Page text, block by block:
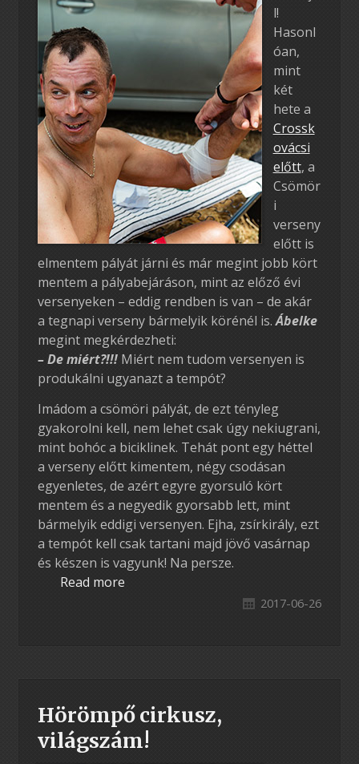
l!
Hasonl
óan,
mint
két
hete a
Crossk
ovácsi
előtt, a
Csömör
i
verseny
előtt is
elmentem pályát járni és már megint jobb kört
mentem a pályabejáráson, mint az előző évi
versenyeken – eddig rendben is van – de akár
a tegnapi verseny bármelyik körénél is.Ábelke
megint megkérdezheti:
– De miért?!!!Miért nem tudom versenyen is
produkálni ugyanazt a tempót?
Imádom a csömöri pályát, de ezt tényleg
gyakorolni kell, nem lehet csak úgy nekiugrani,
mint bohóc a biciklinek. Tehát pont egy héttel
a verseny előtt kimentem, négy csodásan
egyenletes, de azért egyre gyorsuló kört
mentem és a negyedik gyorsabb lett, mint
bármelyik eddigi versenyen. Ejha, zsírkirály, ezt
a tempót kell csak tartani majd jövő vasárnap
és készen is vagyunk! Na persze.
Read more
2017-06-26
Hörömpő cirkusz,
világszám!